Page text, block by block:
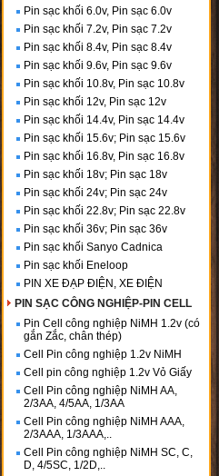
Pin sạc khối 6.0v, Pin sạc 6.0v
Pin sạc khối 7.2v, Pin sạc 7.2v
Pin sạc khối 8.4v, Pin sạc 8.4v
Pin sạc khối 9.6v, Pin sạc 9.6v
Pin sạc khối 10.8v, Pin sạc 10.8v
Pin sạc khối 12v, Pin sạc 12v
Pin sạc khối 14.4v, Pin sạc 14.4v
Pin sạc khối 15.6v; Pin sạc 15.6v
Pin sạc khối 16.8v, Pin sạc 16.8v
Pin sạc khối 18v; Pin sạc 18v
Pin sạc khối 24v; Pin sạc 24v
Pin sạc khối 22.8v; Pin sạc 22.8v
Pin sạc khối 36v; Pin sạc 36v
Pin sạc khối Sanyo Cadnica
Pin sạc khối Eneloop
PIN XE ĐẠP ĐIỆN, XE ĐIỆN
PIN SẠC CÔNG NGHIỆP-PIN CELL
Pin Cell công nghiệp NiMH 1.2v (có
gắn Zắc, chân thép)
Cell Pin công nghiệp 1.2v NiMH
Cell pin công nghiệp 1.2v Vỏ Giấy
Cell Pin công nghiệp NiMH AA,
2/3AA, 4/5AA, 1/3AA
Cell Pin công nghiệp NiMH AAA,
2/3AAA, 1/3AAA,..
Cell Pin công nghiệp NiMH SC, C,
D, 4/5SC, 1/2D,..